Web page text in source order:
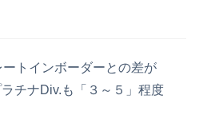
トインボーダーとの差が
チナDiv.も「３～５」程度